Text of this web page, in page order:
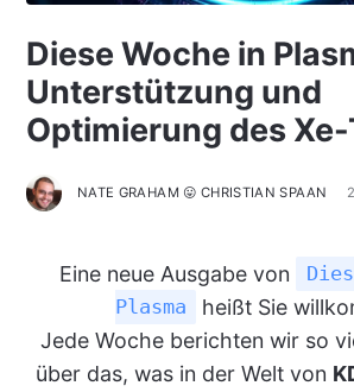
Diese Woche in
Unterstützung und
Optimierung des
NATE GRAHAM 😛 CHRISTIAN SPAAN
Eine neue Ausgabe von
Plasma
heißt Sie
Jede Woche berichten wir so
über das, was in der Welt von